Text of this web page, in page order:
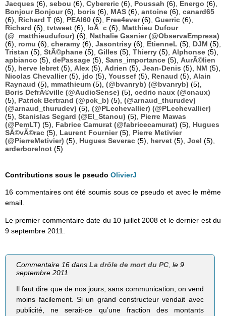
Jacques (6), sebou (6), Cybereric (6), Poussah (6), Energo (6),
Bonjour Bonjour(6), boris (6), MAS (6), antoine (6), canard65
(6), Richard T (6), PEAI60 (6), Free4ever(6), Guerric (6),
Richard (6), tvtweet (6), loÃ¯c (6), Matthieu Dufour
(@_matthieudufour) (6), Nathalie Gasnier (@ObservaEmpresa)
(6), romu (6), cheramy (6), Jasontrisy (6), EtienneL (5), DJM (5),
Tristan (5), StÃ©phane (5), Gilles (5), Thierry (5), Alphonse (5),
apbianco (5), dePassage (5), Sans_importance (5), AurÃ©lien
(5), herve lebret (5), Alex (5), Adrien (5), Jean-Denis (5), NM (5),
Nicolas Chevallier(5), jdo (5), Youssef (5), Renaud (5), Alain
Raynaud (5), mmathieum (5), (@bvanryb) (@bvanryb) (5),
Boris DefrÃ©ville (@AudioSense) (5), cedric naux (@cnaux)
(5), Patrick Bertrand (@pck_b) (5), (@arnaud_thurudev)
(@arnaud_thurudev) (5), (@PLechevallier) (@PLechevallier)
(5), Stanislas Segard (@El_Stanou) (5), Pierre Mawas
(@PemLT) (5), Fabrice Camurat (@fabricecamurat) (5), Hugues
SÃ©vÃ©rac (5), Laurent Fournier(5), Pierre Metivier
(@PierreMetivier) (5), Hugues Severac (5), hervet (5), Joel (5),
arderborelnot (5)
Contributions sous le pseudo OlivierJ
16 commentaires ont été soumis sous ce pseudo et avec le même
email.
Le premier commentaire date du 10 juillet 2008 et le dernier est du
9 septembre 2011.
Commentaire 16 dansLa drôle de mort du PC, le 9
septembre 2011
Il faut dire que de nos jours, sans communication, on vend
moins facilement. Si un grand constructeur vendait avec
publicité, ne serait-ce qu’une fraction des montants